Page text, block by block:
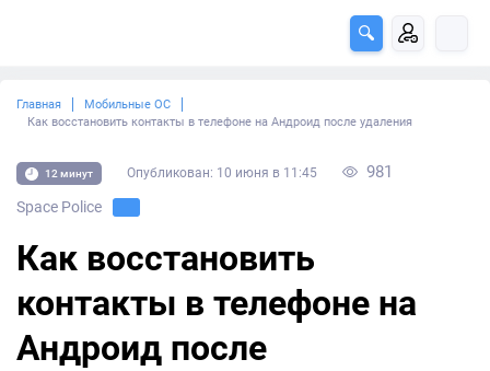
Главная
Мобильные ОС
Как восстановить контакты в телефоне на Андроид после удаления
12 минут Опубликован: 10 июня в 11:45 981
Space Police
Как восстановить
контакты в телефоне на
Андроид после